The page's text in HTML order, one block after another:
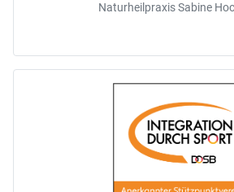
Naturheilpraxis Sabine